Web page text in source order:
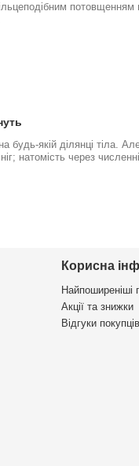
потовщенням
будь-якій ділянці тіла.
натомість через
Корисна
Найпоширеніші
Акції та знижки
Відгуки покупців